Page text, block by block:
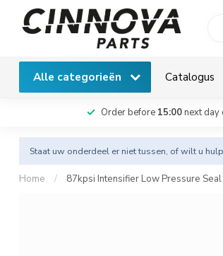
Alle categorieën Catalogus
Order before 15:00next day
Staat uw onderdeel er niet tussen, of wilt u
Home / 87kpsi Intensifier Low Pressure Seal